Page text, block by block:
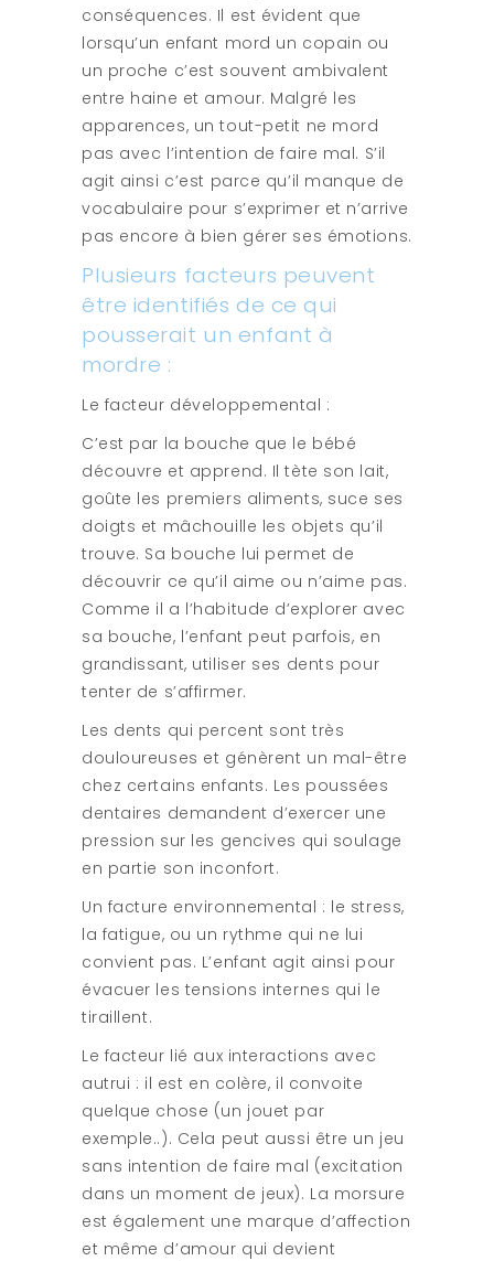
conséquences. Il est évident que
lorsqu’un enfant mord un copain ou
un proche c’est souvent ambivalent
entre haine et amour. Malgré les
apparences, un tout-petit ne mord
pas avec l’intention de faire mal. S’il
agit ainsi c’est parce qu’il manque de
vocabulaire pour s’exprimer et n’arrive
pas encore à bien gérer ses émotions.
Plusieurs facteurs peuvent
être identifiés de ce qui
pousserait un enfant à
mordre :
Le facteur développemental :
C’est par la bouche que le bébé
découvre et apprend. Il tète son lait,
goûte les premiers aliments, suce ses
doigts et mâchouille les objets qu’il
trouve. Sa bouche lui permet de
découvrir ce qu’il aime ou n’aime pas.
Comme il a l’habitude d’explorer avec
sa bouche, l’enfant peut parfois, en
grandissant, utiliser ses dents pour
tenter de s’affirmer.
Les dents qui percent sont très
douloureuses et génèrent un mal-être
chez certains enfants. Les poussées
dentaires demandent d’exercer une
pression sur les gencives qui soulage
en partie son inconfort.
Un facture environnemental : le stress,
la fatigue, ou un rythme qui ne lui
convient pas. L’enfant agit ainsi pour
évacuer les tensions internes qui le
tiraillent.
Le facteur lié aux interactions avec
autrui : il est en colère, il convoite
quelque chose (un jouet par
exemple..). Cela peut aussi être un jeu
sans intention de faire mal (excitation
dans un moment de jeux). La morsure
est également une marque d’affection
et même d’amour qui devient